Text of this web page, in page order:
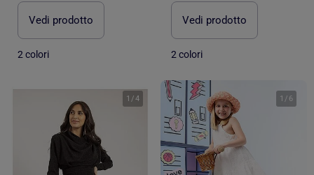
Vedi prodotto
2 colori
Vedi prodotto
2 colori
1 /4 1 / 6